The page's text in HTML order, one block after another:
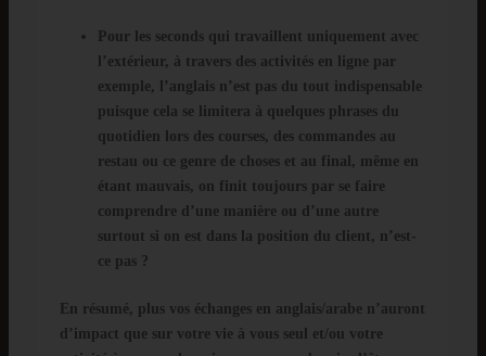
Pour les seconds qui travaillent uniquement avec
l’extérieur, à travers des activités en ligne par
exemple, l’anglais n’est pas du tout indispensable
puisque cela se limitera à quelques phrases du
quotidien lors des courses, des commandes au
restau ou ce genre de choses et au final, même en
étant mauvais, on finit toujours par se faire
comprendre d’une manière ou d’une autre
surtout si on est dans la position du client, n’est-
ce pas ?
En résumé, plus vos échanges en anglais/arabe n’auront
d’impact que sur votre vie à vous seul et/ou votre